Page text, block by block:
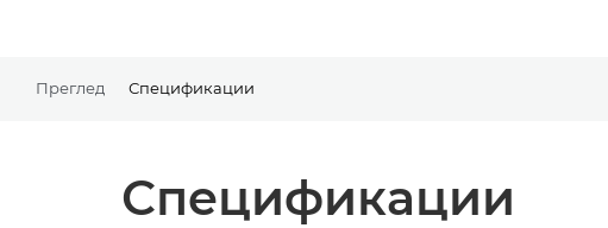
Преглед Спецификации
Спецификации